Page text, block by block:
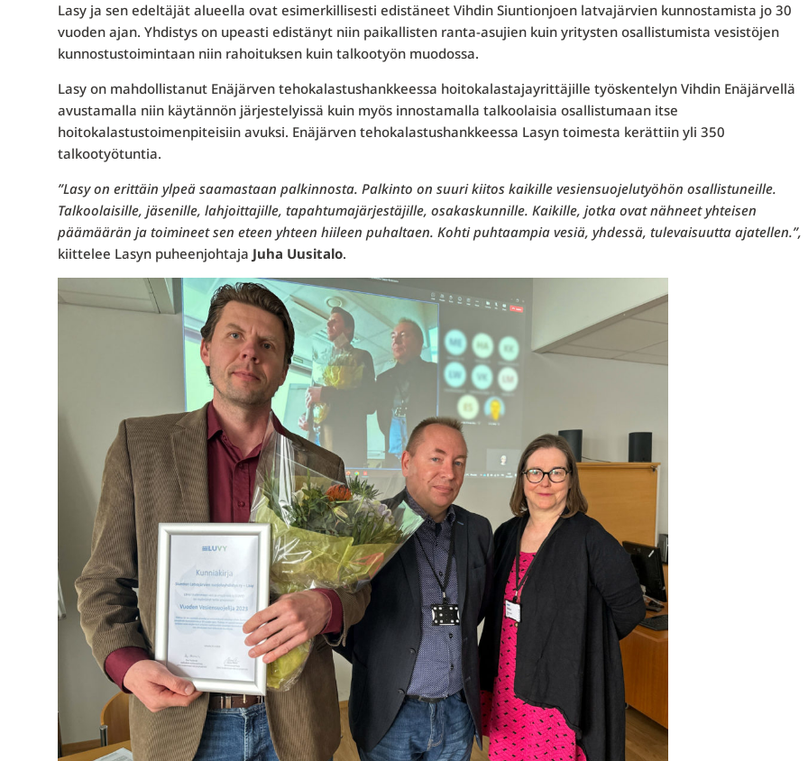
Lasy ja sen edeltäjät alueella ovat esimerkillisesti edistäneet Vihdin Siuntionjoen latvajärvien kunnostamista jo 30
vuoden ajan. Yhdistys on upeasti edistänyt niin paikallisten ranta-asujien kuin yritysten osallistumista vesistöjen
kunnostustoimintaan niin rahoituksen kuin talkootyön muodossa.
Lasy on mahdollistanut Enäjärven tehokalastushankkeessa hoitokalastajayrittäjille työskentelyn Vihdin Enäjärvellä
avustamalla niin käytännön järjestelyissä kuin myös innostamalla talkoolaisia osallistumaan itse
hoitokalastustoimenpiteisiin avuksi. Enäjärven tehokalastushankkeessa Lasyn toimesta kerättiin yli 350
talkootyötuntia.
”Lasy on erittäin ylpeä saamastaan palkinnosta. Palkinto on suuri kiitos kaikille vesiensuojelutyöhön osallistuneille.
Talkoolaisille, jäsenille, lahjoittajille, tapahtumajärjestäjille, osakaskunnille. Kaikille, jotka ovat nähneet yhteisen
päämäärän ja toimineet sen eteen yhteen hiileen puhaltaen. Kohti puhtaampia vesiä, yhdessä, tulevaisuutta ajatellen.”,
kiittelee Lasyn puheenjohtaja Juha Uusitalo.